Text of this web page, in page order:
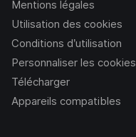
Mentions légales
Utilisation des cookies
Conditions d’utilisation
Personnaliser les cookies
Télécharger
Appareils compatibles